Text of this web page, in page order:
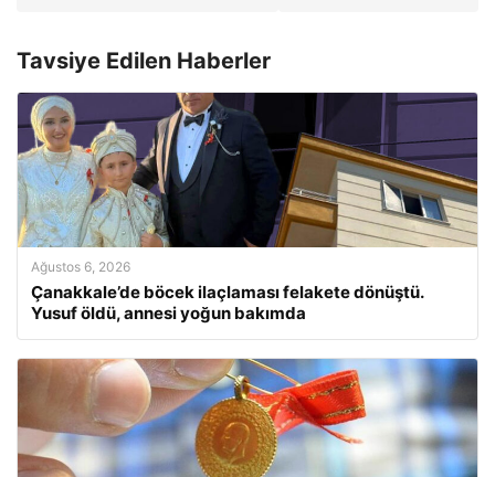
Tavsiye Edilen Haberler
Ağustos 6, 2026
Çanakkale’de böcek ilaçlaması felakete dönüştü.
Yusuf öldü, annesi yoğun bakımda